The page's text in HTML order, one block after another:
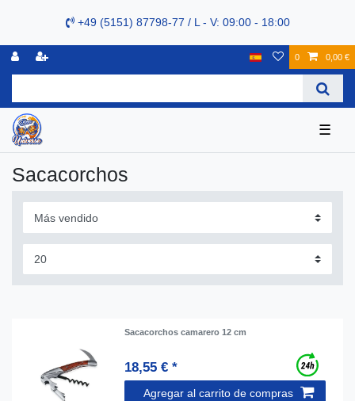
+49 (5151) 87798-77 / L - V: 09:00 - 18:00
0 0,00 €
☰
Sacacorchos
Sacacorchos camarero 12 cm
18,55 € *
Agregar al carrito de compras